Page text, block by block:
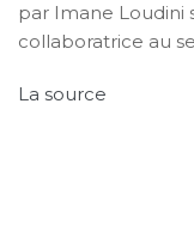
par Imane Loudini
collaboratrice au
La source